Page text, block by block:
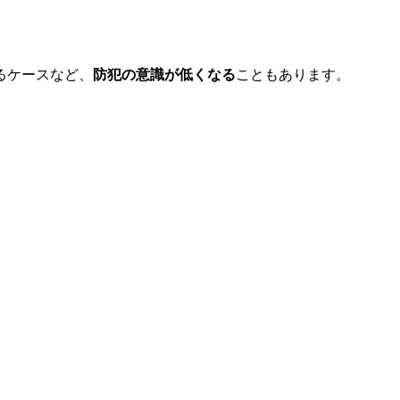
ースなど、 防犯の意識が低くなることもあります。